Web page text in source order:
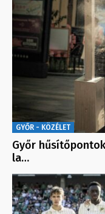
GYŐR - KÖZÉLET
Győr
la…